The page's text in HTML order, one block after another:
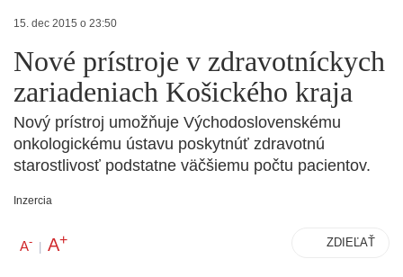
15. dec 2015 o 23:50
Nové prístroje v zdravotníckych
zariadeniach Košického kraja
Nový prístroj umožňuje Východoslovenskému
onkologickému ústavu poskytnúť zdravotnú
starostlivosť podstatne väčšiemu počtu pacientov.
Inzercia
A- | A+ ZDIEĽAŤ